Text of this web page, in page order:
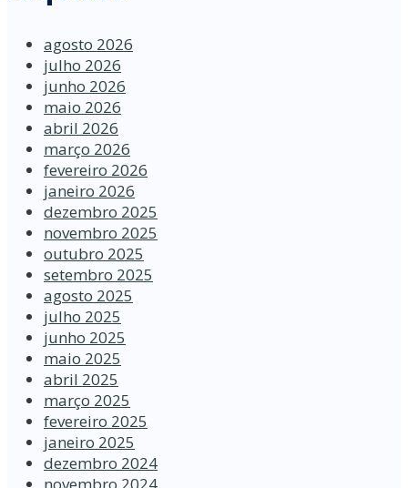
agosto 2026
julho 2026
junho 2026
maio 2026
abril 2026
março 2026
fevereiro 2026
janeiro 2026
dezembro 2025
novembro 2025
outubro 2025
setembro 2025
agosto 2025
julho 2025
junho 2025
maio 2025
abril 2025
março 2025
fevereiro 2025
janeiro 2025
dezembro 2024